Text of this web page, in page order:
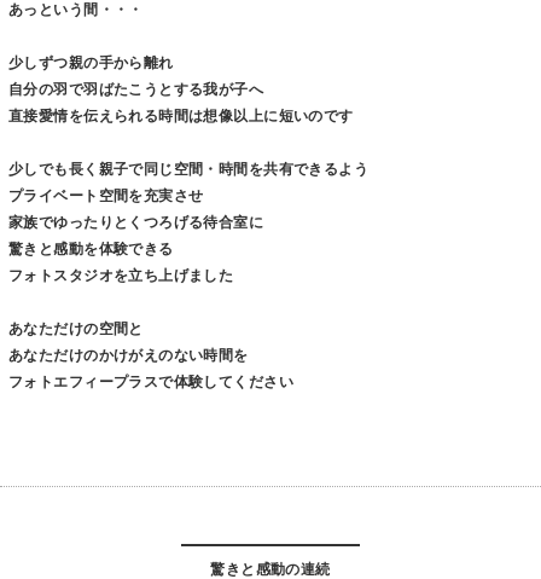
あっという間・・・
少しずつ親の手から離れ
自分の羽で羽ばたこうとする我が子へ
直接愛情を伝えられる時間は想像以上に短いのです
少しでも長く親子で同じ空間・時間を共有できるよう
プライベート空間を充実させ
家族でゆったりとくつろげる待合室に
驚きと感動を体験できる
フォトスタジオを立ち上げました
あなただけの空間と
あなただけのかけがえのない時間を
フォトエフィープラスで体験してください
驚きと感動の連続